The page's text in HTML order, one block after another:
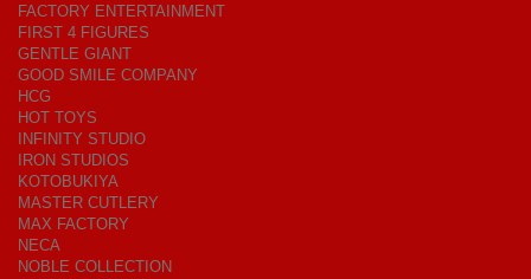
FACTORY ENTERTAINMENT
FIRST 4 FIGURES
GENTLE GIANT
GOOD SMILE COMPANY
HCG
HOT TOYS
INFINITY STUDIO
IRON STUDIOS
KOTOBUKIYA
MASTER CUTLERY
MAX FACTORY
NECA
NOBLE COLLECTION